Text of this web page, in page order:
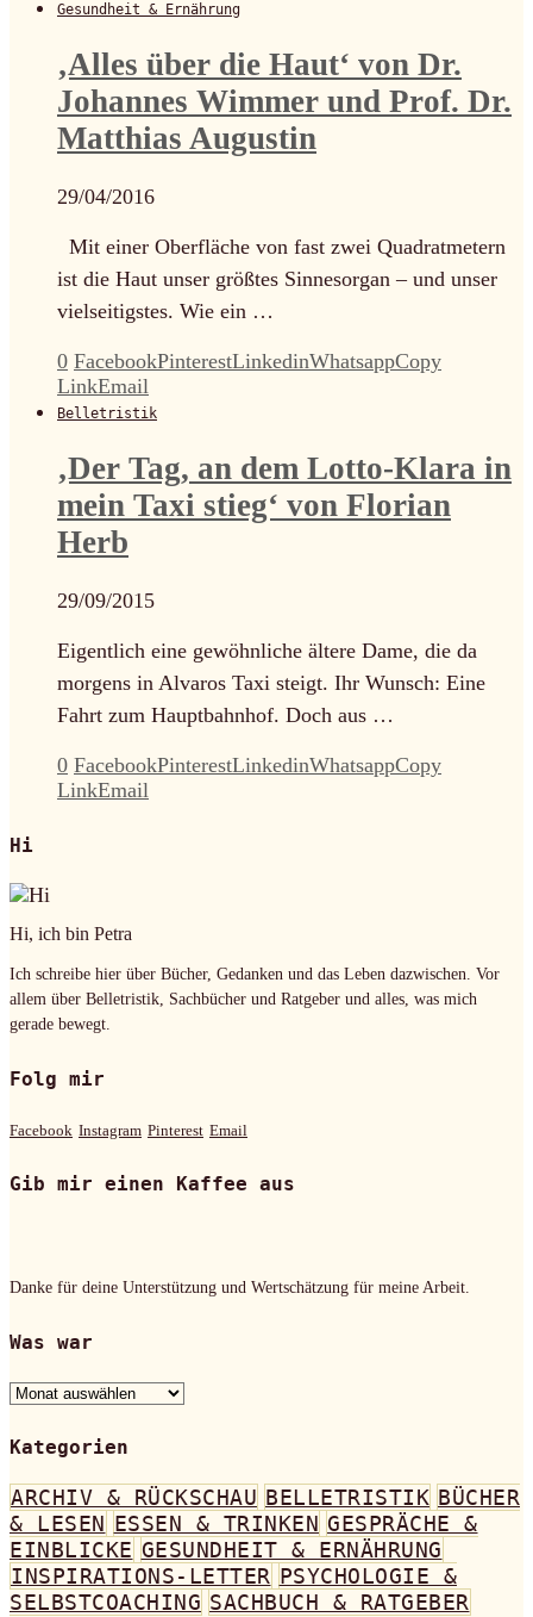
Gesundheit & Ernährung
‚Alles über die Haut‘ von Dr.
Johannes Wimmer und Prof. Dr.
Matthias Augustin
29/04/2016
Mit einer Oberfläche von fast zwei Quadratmetern
ist die Haut unser größtes Sinnesorgan – und unser
vielseitigstes. Wie ein …
0 FacebookPinterestLinkedinWhatsappCopy
LinkEmail
Belletristik
‚Der Tag, an dem Lotto-Klara in
mein Taxi stieg‘ von Florian
Herb
29/09/2015
Eigentlich eine gewöhnliche ältere Dame, die da
morgens in Alvaros Taxi steigt. Ihr Wunsch: Eine
Fahrt zum Hauptbahnhof. Doch aus …
0 FacebookPinterestLinkedinWhatsappCopy
LinkEmail
Hi
Hi, ich bin Petra
Ich schreibe hier über Bücher, Gedanken und das Leben dazwischen. Vor
allem über Belletristik, Sachbücher und Ratgeber und alles, was mich
gerade bewegt.
Folg mir
Facebook Instagram Pinterest Email
Gib mir einen Kaffee aus
Danke für deine Unterstützung und Wertschätzung für meine Arbeit.
Was war
Was
Kategorien
ARCHIV & RÜCKSCHAU BELLETRISTIK BÜCHER
& LESEN ESSEN & TRINKEN GESPRÄCHE &
EINBLICKE GESUNDHEIT & ERNÄHRUNG
INSPIRATIONS-LETTER PSYCHOLOGIE &
SELBSTCOACHING SACHBUCH & RATGEBER